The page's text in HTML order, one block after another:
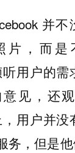
并
片，而是
用户的
见，还
用户并
务，但是